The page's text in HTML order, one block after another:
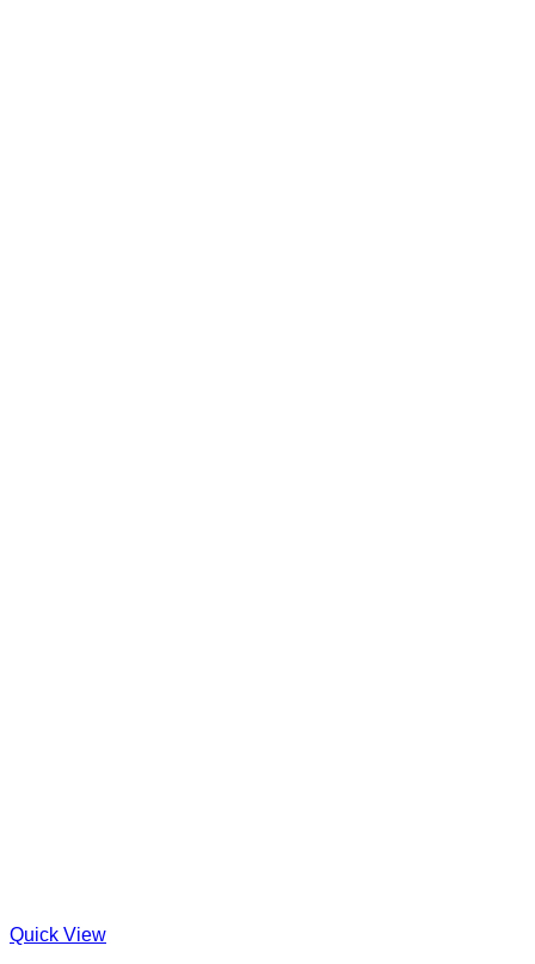
Quick View